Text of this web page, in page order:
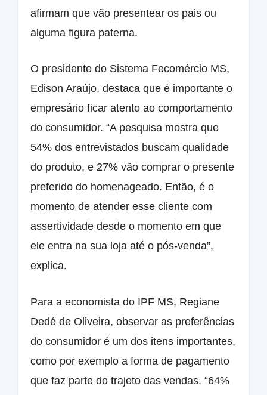
afirmam que vão presentear os pais ou
alguma figura paterna.
O presidente do Sistema Fecomércio MS,
Edison Araújo, destaca que é importante o
empresário ficar atento ao comportamento
do consumidor. “A pesquisa mostra que
54% dos entrevistados buscam qualidade
do produto, e 27% vão comprar o presente
preferido do homenageado. Então, é o
momento de atender esse cliente com
assertividade desde o momento em que
ele entra na sua loja até o pós-venda”,
explica.
Para a economista do IPF MS, Regiane
Dedé de Oliveira, observar as preferências
do consumidor é um dos itens importantes,
como por exemplo a forma de pagamento
que faz parte do trajeto das vendas. “64%